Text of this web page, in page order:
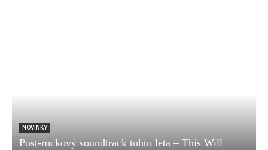
NOVINKY
Post-rockový soundtrack tohto leta – This Will